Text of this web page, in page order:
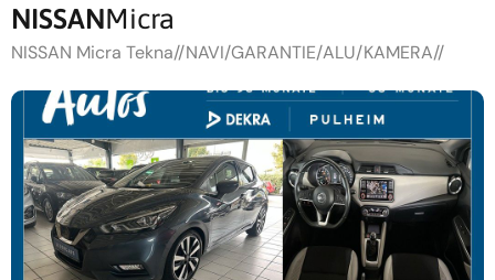
NISSANMicra
NISSAN Micra Tekna//NAVI/GARANTIE/ALU/KAMERA//